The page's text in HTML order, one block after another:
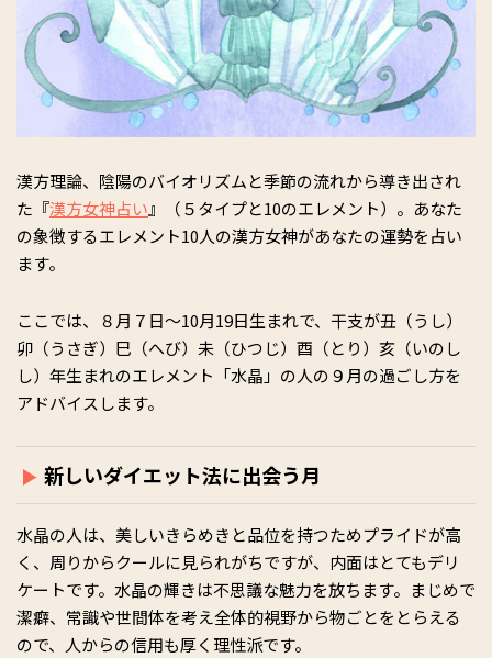
漢方理論、陰陽のバイオリズムと季節の流れから導き出され
た『漢方女神占い』（５タイプと10のエレメント）。あなた
の象徴するエレメント10人の漢方女神があなたの運勢を占い
ます。
ここでは、８月７日〜10月19日生まれで、干支が丑（うし）
卯（うさぎ）巳（へび）未（ひつじ）酉（とり）亥（いのし
し）年生まれのエレメント「水晶」の人の９月の過ごし方を
アドバイスします。
新しいダイエット法に出会う月
水晶の人は、美しいきらめきと品位を持つためプライドが高
く、周りからクールに見られがちですが、内面はとてもデリ
ケートです。水晶の輝きは不思議な魅力を放ちます。まじめで
潔癖、常識や世間体を考え全体的視野から物ごとをとらえる
ので、人からの信用も厚く理性派です。